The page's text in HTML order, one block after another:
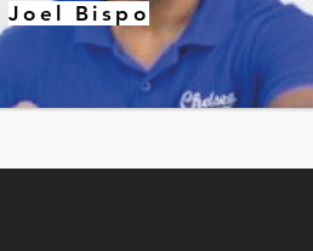
Joel Bispo